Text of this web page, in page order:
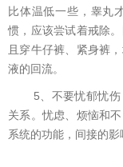
比体温低一些，睾丸
惯，应该尝试着戒除
且穿牛仔裤、紧身裤
液的回流。
5、不要忧郁忧
关系。忧虑、烦恼和
系统的功能，间接的影